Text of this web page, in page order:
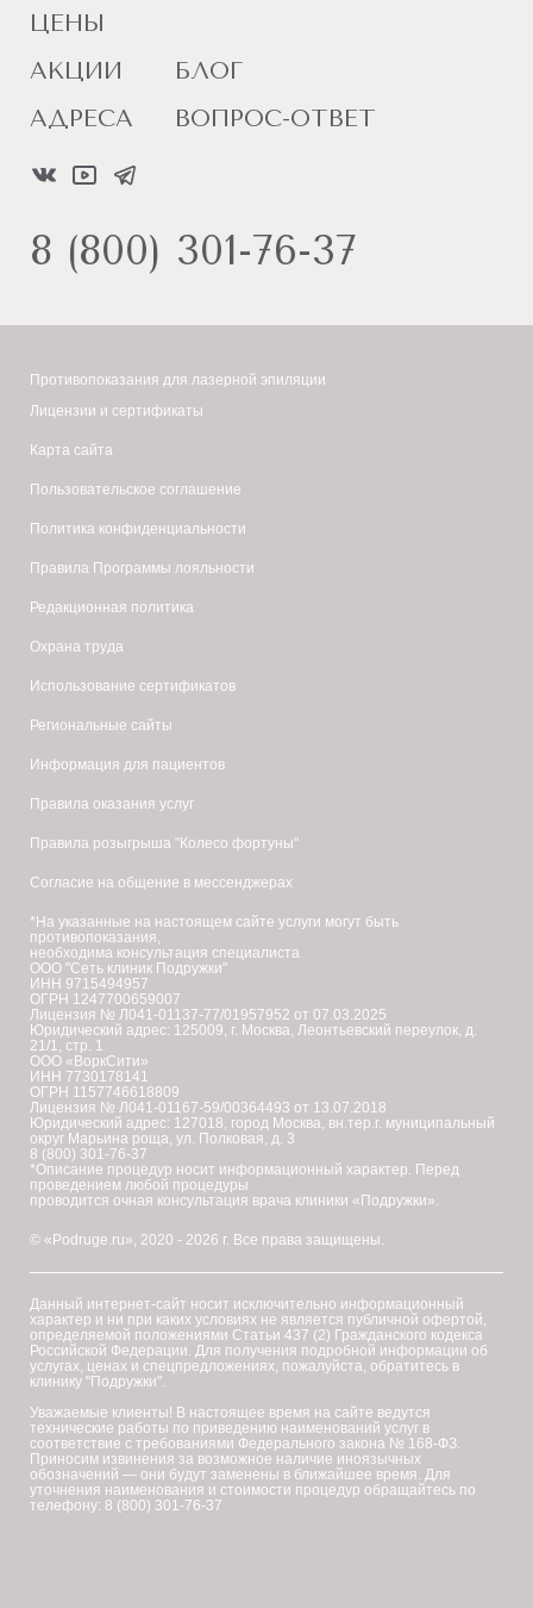
ЦЕНЫ
АКЦИИ
АДРЕСА
БЛОГ
ВОПРОС-ОТВЕТ
8 (800) 301-76-37
Противопоказания для лазерной эпиляции
Лицензии и сертификаты
Карта сайта
Пользовательское соглашение
Политика конфиденциальности
Правила Программы лояльности
Редакционная политика
Охрана труда
Использование сертификатов
Региональные сайты
Информация для пациентов
Правила оказания услуг
Правила розыгрыша "Колесо фортуны"
Согласие на общение в мессенджерах
*На указанные на настоящем сайте услуги могут быть
противопоказания,
необходима консультация специалиста
ООО "Сеть клиник Подружки"
ИНН 9715494957
ОГРН 1247700659007
Лицензия № Л041-01137-77/01957952 от 07.03.2025
Юридический адрес: 125009, г. Москва, Леонтьевский переулок, д.
21/1, стр. 1
ООО «ВоркСити»
ИНН 7730178141
ОГРН 1157746618809
Лицензия № Л041-01167-59/00364493 от 13.07.2018
Юридический адрес: 127018, город Москва, вн.тер.г. муниципальный
округ Марьина роща, ул. Полковая, д. 3
8 (800) 301-76-37
*Описание процедур носит информационный характер. Перед
проведением любой процедуры
проводится очная консультация врача клиники «Подружки».
© «Podruge.ru», 2020 - 2026 г. Все права защищены.
Данный интернет-сайт носит исключительно информационный
характер и ни при каких условиях не является публичной офертой,
определяемой положениями Статьи 437 (2) Гражданского кодекса
Российской Федерации. Для получения подробной информации об
услугах, ценах и спецпредложениях, пожалуйста, обратитесь в
клинику "Подружки".
Уважаемые клиенты! В настоящее время на сайте ведутся
технические работы по приведению наименований услуг в
соответствие с требованиями Федерального закона № 168-ФЗ.
Приносим извинения за возможное наличие иноязычных
обозначений — они будут заменены в ближайшее время. Для
уточнения наименования и стоимости процедур обращайтесь по
телефону: 8 (800) 301-76-37